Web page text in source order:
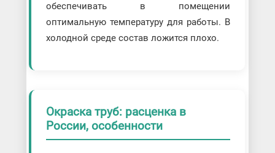
обеспечивать в помещении
оптимальную температуру для работы. В
холодной среде состав ложится плохо.
Окраска труб: расценка в
России, особенности